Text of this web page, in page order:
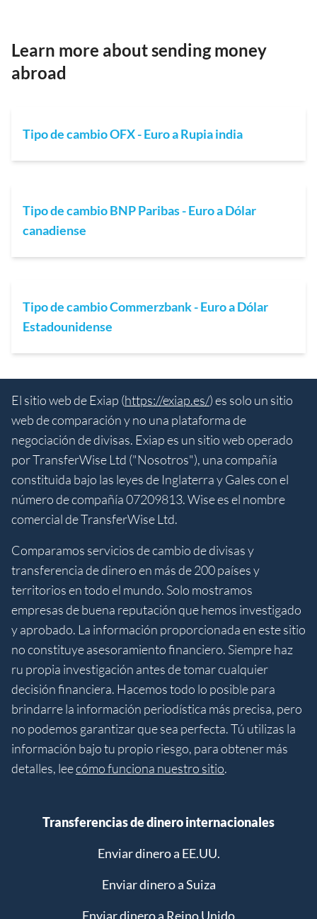
Learn more about sending money
abroad
Tipo de cambio OFX - Euro a Rupia india
Tipo de cambio BNP Paribas - Euro a Dólar
canadiense
Tipo de cambio Commerzbank - Euro a Dólar
Estadounidense
El sitio web de Exiap (https://exiap.es/) es solo un sitio
web de comparación y no una plataforma de
negociación de divisas. Exiap es un sitio web operado
por TransferWise Ltd ("Nosotros"), una compañía
constituida bajo las leyes de Inglaterra y Gales con el
número de compañía 07209813. Wise es el nombre
comercial de TransferWise Ltd.
Comparamos servicios de cambio de divisas y
transferencia de dinero en más de 200 países y
territorios en todo el mundo. Solo mostramos
empresas de buena reputación que hemos investigado
y aprobado. La información proporcionada en este sitio
no constituye asesoramiento financiero. Siempre haz
ru propia investigación antes de tomar cualquier
decisión financiera. Hacemos todo lo posible para
brindarre la información periodística más precisa, pero
no podemos garantizar que sea perfecta. Tú utilizas la
información bajo tu propio riesgo, para obtener más
detalles, leecómo funciona nuestro sitio.
Transferencias de dinero internacionales
Enviar dinero a EE.UU.
Enviar dinero a Suiza
Enviar dinero a Reino Unido